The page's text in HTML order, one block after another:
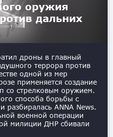
оружия
дальних
дроны в главный
террора против
одной из мер
применяется создание
со стрелковым оружием.
способа борьбы с
разбиралась ANNA News.
военной операции
милиции ДНР сбивали